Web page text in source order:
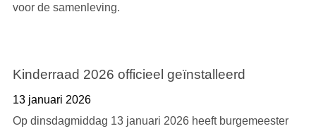
voor de samenleving.
Kinderraad 2026 officieel geïnstalleerd
13 januari 2026
Op dinsdagmiddag 13 januari 2026 heeft burgemeester